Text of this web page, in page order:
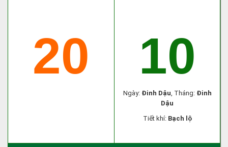
20 10
Ngày: Đinh Dậu, Tháng: Đinh
Dậu
Tiết khí: Bạch lộ